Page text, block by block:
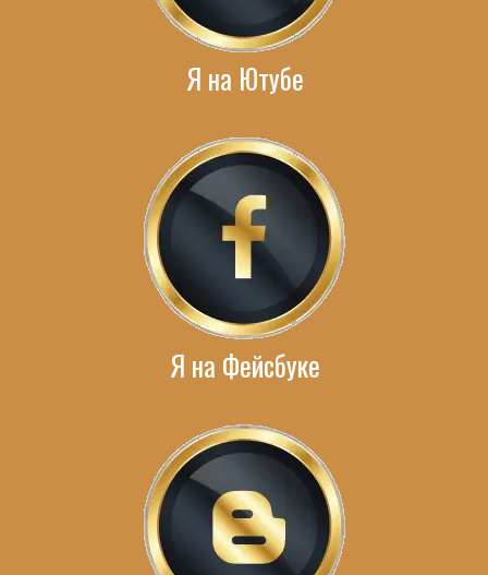
Я на Ютубе
Я на Фейсбуке